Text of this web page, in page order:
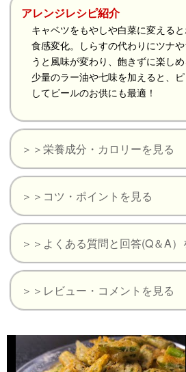
アレンジレシピ紹介
キャベツをもやしや白菜に変える
食感変化。しらすの代わりにツナ
うと風味が変わり、飽きずに楽しめ
少量のラー油や七味を加えると、
してビールのお供にも最適！
＞＞栄養成分・カロリーを見る
＞＞コツ・ポイントを見る
＞＞よくある質問と回答(Q＆A）
＞＞レビュー・コメントを見る